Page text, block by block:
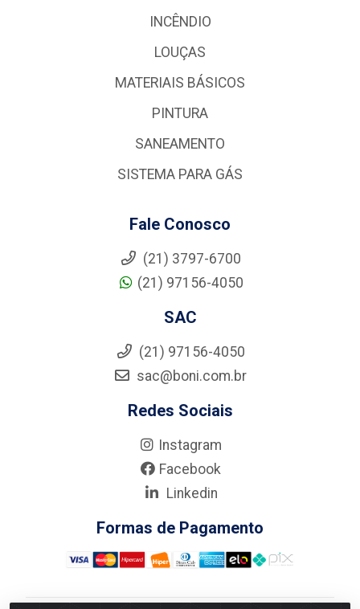
INCÊNDIO
LOUÇAS
MATERIAIS BÁSICOS
PINTURA
SANEAMENTO
SISTEMA PARA GÁS
Fale Conosco
(21) 3797-6700
(21) 97156-4050
SAC
(21) 97156-4050
sac@boni.com.br
Redes Sociais
Instagram
Facebook
Linkedin
Formas de Pagamento